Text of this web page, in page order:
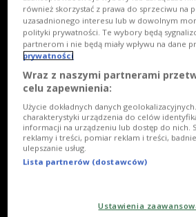
również skorzystać z prawa do sprzeciwu na
uzasadnionego interesu lub w dowolnym
polityki prywatności. Te wybory będą
partnerom i nie będą miały wpływu na dane
prywatności
Wraz z naszymi partnerami
celu zapewnienia:
Użycie dokładnych danych
charakterystyki urządzenia do celów
informacji na urządzeniu lub dostęp do nich.
reklamy i treści, pomiar reklam i treści,
ulepszanie usług.
Lista partnerów (dostawców)
Ustawienia